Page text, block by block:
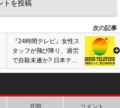
次の記事
『24時間テレビ』女性ス
タッフが飛び降り、過労
で自殺未遂か? 日本テレ
ビ子会社A・契約社員の
月間 コメント